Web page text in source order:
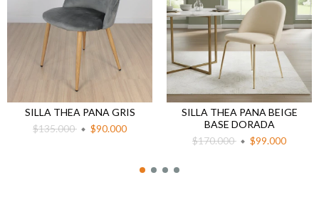
SILLA THEA PANA GRIS
$135.000
$90.000
SILLA THEA PANA BEIGE
BASE DORADA
$170.000
$99.000